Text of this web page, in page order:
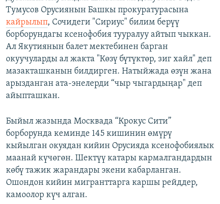
Тумусов Орусиянын Башкы прокуратурасына
кайрылып, Сочидеги "Сириус" билим берүү
борборундагы ксенофобия тууралуу айтып чыккан.
Ал Якутиянын балет мектебинен барган
окуучуларды ал жакта "Көзү бүтүктөр, зиг хайл" деп
мазакташканын билдирген. Натыйжада өзүн жана
арызданган ата-энелерди “чыр чыгардыңар" деп
айыпташкан.
Быйыл жазында Москвада “Крокус Сити”
борборунда кеминде 145 кишинин өмүрү
кыйылган окуядан кийин Орусияда ксенофобиялык
маанай күчөгөн. Шектүү катары кармалгандардын
көбү тажик жарандары экени кабарланган.
Ошондон кийин мигранттарга каршы рейддер,
камоолор күч алган.